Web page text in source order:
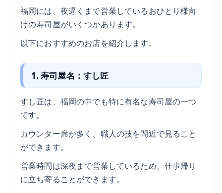
福岡には、夜遅くまで営業しているおひとり様向
けの寿司屋がいくつかあります。
以下におすすめのお店を紹介します。
1. 寿司屋名：すし匠
すし匠は、福岡の中でも特に有名な寿司屋の一つ
です。
カウンター席が多く、職人の技を間近で見ること
ができます。
営業時間は深夜まで営業しているため、仕事帰り
に立ち寄ることができます。